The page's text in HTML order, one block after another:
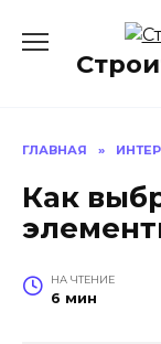
содержанию
ГЛАВНАЯ »
Как
НА ЧТЕНИЕ
6 мин